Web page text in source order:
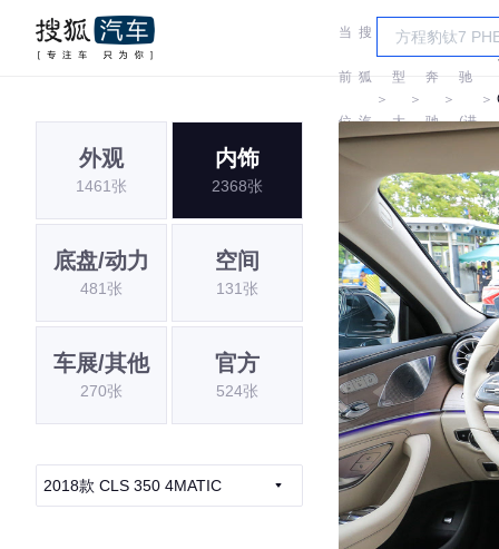
当
前
位
置:
搜
狐
汽
＞
车
型
大
＞
奔
驰
＞
奔
驰
(进
＞
外观
1461张
内饰
2368张
底盘/动力
481张
空间
131张
车展/其他
270张
官方
524张
2018款 CLS 350 4MATIC